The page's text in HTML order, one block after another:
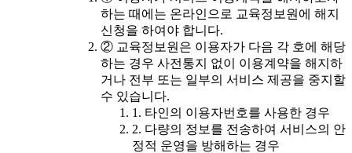
하는 때에는 온라인으로 교육정보원에 해지
신청을 하여야 합니다.
② 교육정보원은 이용자가 다음 각 호에 해당
하는 경우 사전통지 없이 이용계약을 해지하
거나 전부 또는 일부의 서비스 제공을 중지할
수 있습니다.
1. 타인의 이용자번호를 사용한 경우
2. 다량의 정보를 전송하여 서비스의 안
정적 운영을 방해하는 경우